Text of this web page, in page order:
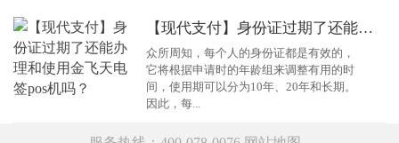
【现代支付】身份证过期了还能办理和使用金飞天电签pos机吗？
众所周知，每个人的身份证都是有效的，
它将根据申请时的年龄组来调整有用的时
间，使用期可以分为10年、20年和长期。
因此，每...